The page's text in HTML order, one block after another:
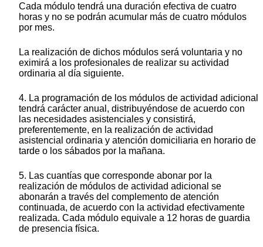
Cada módulo tendrá una duración efectiva de cuatro
horas y no se podrán acumular más de cuatro módulos
por mes.
La realización de dichos módulos será voluntaria y no
eximirá a los profesionales de realizar su actividad
ordinaria al día siguiente.
4. La programación de los módulos de actividad adicional
tendrá carácter anual, distribuyéndose de acuerdo con
las necesidades asistenciales y consistirá,
preferentemente, en la realización de actividad
asistencial ordinaria y atención domiciliaria en horario de
tarde o los sábados por la mañana.
5. Las cuantías que corresponde abonar por la
realización de módulos de actividad adicional se
abonarán a través del complemento de atención
continuada, de acuerdo con la actividad efectivamente
realizada. Cada módulo equivale a 12 horas de guardia
de presencia física.